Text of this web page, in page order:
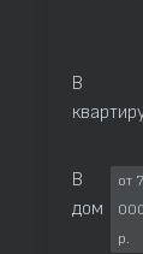
В
В
дом
от 7
р.